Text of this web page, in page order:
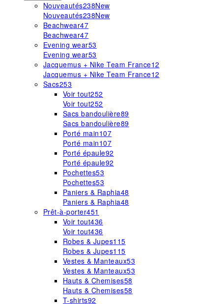
Nouveautés238New
Nouveautés238New
Beachwear47
Beachwear47
Evening wear53
Evening wear53
Jacquemus + Nike Team France12
Jacquemus + Nike Team France12
Sacs253
Voir tout252
Voir tout252
Sacs bandoulière89
Sacs bandoulière89
Porté main107
Porté main107
Porté épaule92
Porté épaule92
Pochettes53
Pochettes53
Paniers & Raphia48
Paniers & Raphia48
Prêt-à-porter451
Voir tout436
Voir tout436
Robes & Jupes115
Robes & Jupes115
Vestes & Manteaux53
Vestes & Manteaux53
Hauts & Chemises58
Hauts & Chemises58
T-shirts92